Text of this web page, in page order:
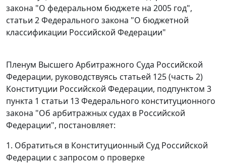
закона "О федеральном бюджете на 2005 год",
статьи 2 Федерального закона "О бюджетной
классификации Российской Федерации"
Пленум Высшего Арбитражного Суда Российской
Федерации, руководствуясь статьей 125 (часть 2)
Конституции Российской Федерации, подпунктом 3
пункта 1 статьи 13Федерального конституционного
закона "Об арбитражных судах в Российской
Федерации", постановляет:
1. Обратиться в Конституционный Суд Российской
Федерации с запросом о проверке